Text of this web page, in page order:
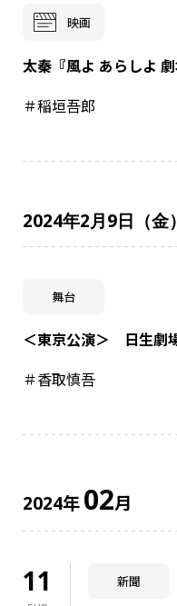
映画
太秦『風よ あらしよ 劇
＃稲垣吾郎
2024年2月9日（金
舞台
＜東京公演＞ 日生劇
＃香取慎吾
2024年02月
11 新聞